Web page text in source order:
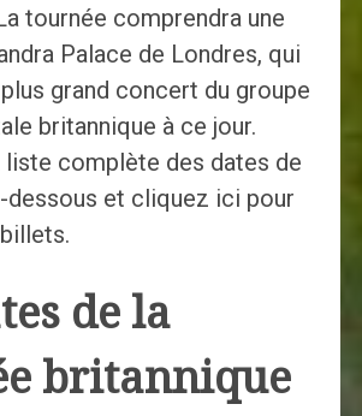
tournée comprendra une
Palace de Londres, qui
grand concert du groupe
britannique à ce jour.
liste complète des dates de
dessous et cliquez ici pour
de la
britannique